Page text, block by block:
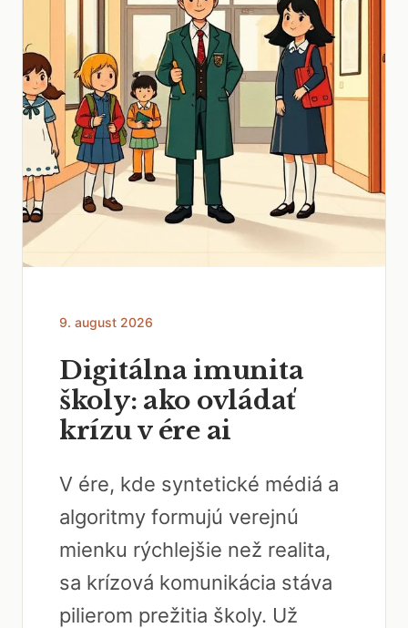
9. august 2026
Digitálna imunita
školy: ako ovládať
krízu v ére ai
V ére, kde syntetické médiá a
algoritmy formujú verejnú
mienku rýchlejšie než realita,
sa krízová komunikácia stáva
pilierom prežitia školy. Už